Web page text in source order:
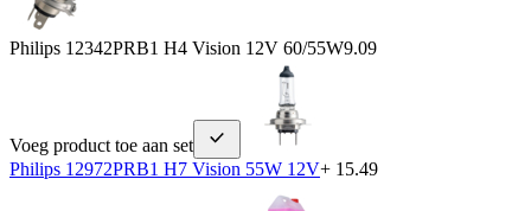
Philips 12342PRB1 H4 Vision 12V 60/55W9.09
Voeg product toe aan set
Philips 12972PRB1 H7 Vision 55W 12V+ 15.49